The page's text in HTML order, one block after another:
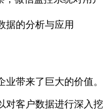
据的分析与应用
带来了巨大的价值。
对客户数据进行深入挖